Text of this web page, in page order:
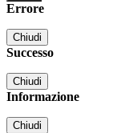
Errore
Chiudi
Successo
Chiudi
Informazione
Chiudi